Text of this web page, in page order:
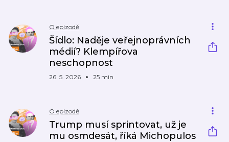
O epizodě
Šídlo: Naděje veřejnoprávních
médií? Klempířova
neschopnost
26. 5. 2026 25 min
O epizodě
Trump musí sprintovat, už je
mu osmdesát, říká Michopulos